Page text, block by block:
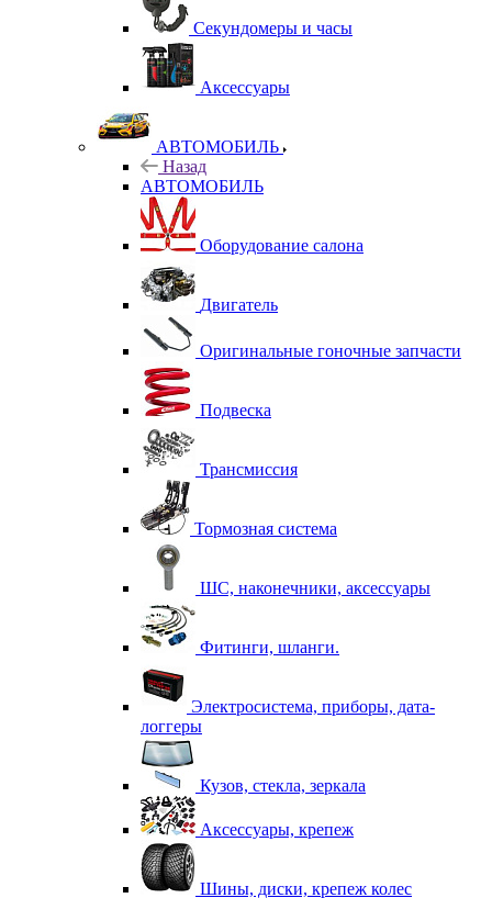
Секундомеры и часы
Аксессуары
АВТОМОБИЛЬ
Назад
АВТОМОБИЛЬ
Оборудование салона
Двигатель
Оригинальные гоночные запчасти
Подвеска
Трансмиссия
Тормозная система
ШС, наконечники, аксессуары
Фитинги, шланги.
Электросистема, приборы, дата-
логгеры
Кузов, стекла, зеркала
Аксессуары, крепеж
Шины, диски, крепеж колес